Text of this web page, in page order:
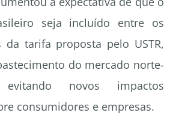
seja incluído entre os
da tarifa proposta pelo USTR,
do mercado norte-
novos impactos
consumidores e empresas.